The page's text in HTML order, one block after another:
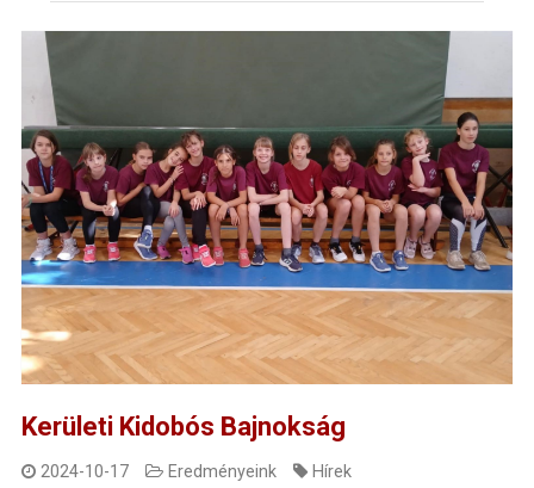
Kerületi Kidobós Bajnokság
2024-10-17 Eredményeink Hírek